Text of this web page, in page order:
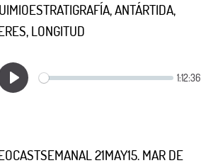
ANTÁRTIDA,
LONGITUD
21MAY15. MAR DE